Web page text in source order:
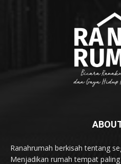
Ranahrumah berkisah tentang
Menjadikan rumah tempat